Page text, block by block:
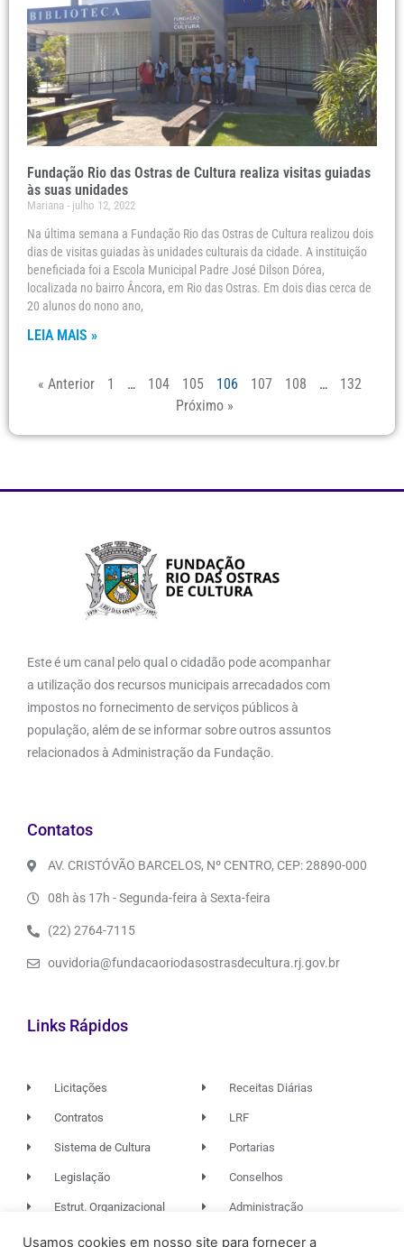
Fundação Rio das Ostras de Cultura realiza visitas guiadas
às suas unidades
Mariana julho 12, 2022
Na última semana a Fundação Rio das Ostras de Cultura realizou dois
dias de visitas guiadas às unidades culturais da cidade. A instituição
beneficiada foi a Escola Municipal Padre José Dilson Dórea,
localizada no bairro Âncora, em Rio das Ostras. Em dois dias cerca de
20 alunos do nono ano,
LEIA MAIS »
« Anterior 1 … 104 105 106 107 108 …
132
Próximo »
Este é um canal pelo qual o cidadão pode acompanhar
a utilização dos recursos municipais arrecadados com
impostos no fornecimento de serviços públicos à
população, além de se informar sobre outros assuntos
relacionados à Administração da Fundação.
Contatos
AV. CRISTÓVÃO BARCELOS, Nº CENTRO, CEP: 28890-000
08h às 17h - Segunda-feira à Sexta-feira
(22) 2764-7115
ouvidoria@fundacaoriodasostrasdecultura.rj.gov.br
Links Rápidos
Licitações
Contratos
Sistema de Cultura
Legislação
Estrut. Organizacional
Receitas Diárias
LRF
Portarias
Conselhos
Administração
Usamos cookies em nosso site para fornecer a